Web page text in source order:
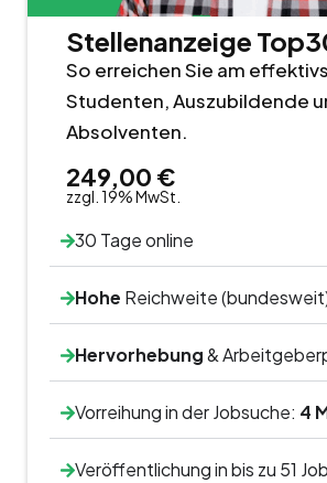
Stellenanzeige
So erreichen Sie am
Studenten, Auszubildende
Absolventen.
249,00 €
zzgl. 19% MwSt.
30 Tage online
Hohe Reichweite
Hervorhebung&
Vorreihung in der Jobsuche: 4
Veröffentlichung in bis zu 51